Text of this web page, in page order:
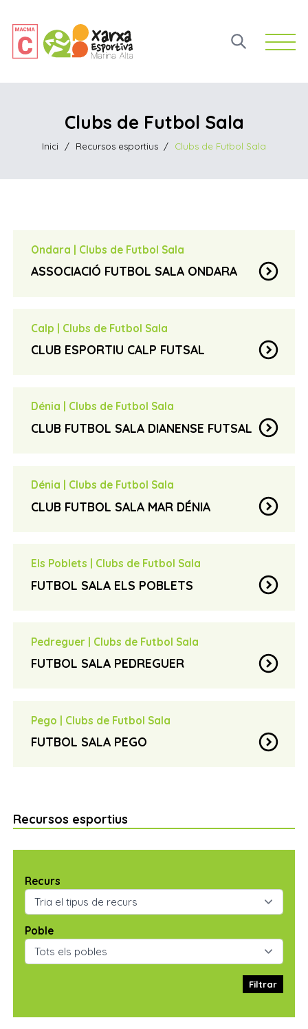
Open
Clubs de Futbol Sala
Inici / Recursos esportius / Clubs de Futbol Sala
Ondara | Clubs de Futbol Sala
ASSOCIACIÓ FUTBOL SALA ONDARA expand_circle_down
Calp | Clubs de Futbol Sala
CLUB ESPORTIU CALP FUTSAL expand_circle_down
Dénia
Clubs de Futbol Sala
CLUB FUTBOL SALA DIANENSE FUTSAL expand_circle_down
Dénia
Clubs de Futbol Sala
CLUB FUTBOL SALA MAR DÉNIA expand_circle_down
Els Poblets | Clubs de Futbol Sala
FUTBOL SALA ELS POBLETS expand_circle_down
Pedreguer | Clubs de Futbol Sala
FUTBOL SALA PEDREGUER expand_circle_down
Pego | Clubs de Futbol Sala
FUTBOL SALA PEGO expand_circle_down
Recursos esportius
Recurs
Poble
Filtrar